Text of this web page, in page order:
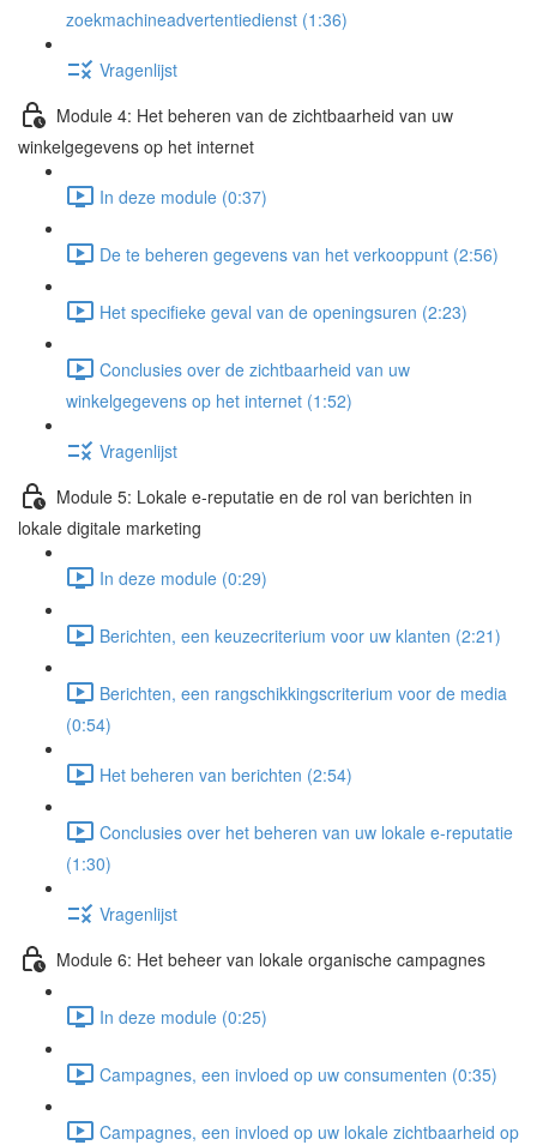
zoekmachineadvertentiedienst (1:36)
Vragenlijst
Module 4: Het beheren van de zichtbaarheid van uw
winkelgegevens op het internet
In deze module (0:37)
De te beheren gegevens van het verkooppunt (2:56)
Het specifieke geval van de openingsuren (2:23)
Conclusies over de zichtbaarheid van uw
winkelgegevens op het internet (1:52)
Vragenlijst
Module 5: Lokale e-reputatie en de rol van berichten in
lokale digitale marketing
In deze module (0:29)
Berichten, een keuzecriterium voor uw klanten (2:21)
Berichten, een rangschikkingscriterium voor de media
(0:54)
Het beheren van berichten (2:54)
Conclusies over het beheren van uw lokale e-reputatie
(1:30)
Vragenlijst
Module 6: Het beheer van lokale organische campagnes
In deze module (0:25)
Campagnes, een invloed op uw consumenten (0:35)
Campagnes, een invloed op uw lokale zichtbaarheid op